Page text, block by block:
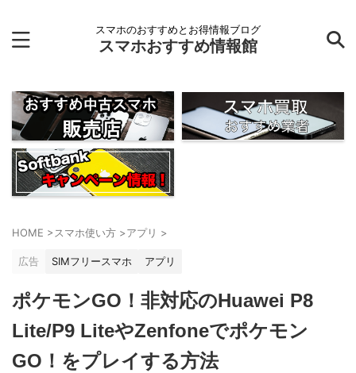
スマホのおすすめとお得情報ブログ
スマホおすすめ情報館
HOME >スマホ使い方 >アプリ >
広告 SIMフリースマホ アプリ
ポケモンGO！非対応のHuawei P8
Lite/P9 LiteやZenfoneでポケモン
GO！をプレイする方法